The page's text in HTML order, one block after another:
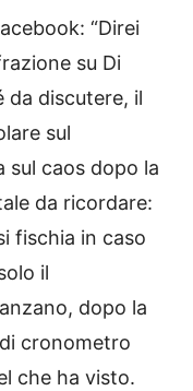
“Direi
su Di
da discutere, il
sul
sul caos dopo la
da ricordare:
fischia in caso
il
dopo la
cronometro
che ha visto.